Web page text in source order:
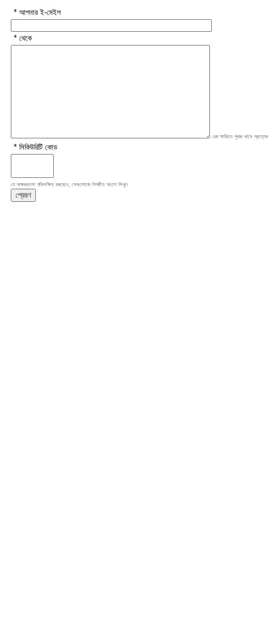
* আপনার ই-মেইল
* থেকে
এক সারিতে পৃথক ভাবে
* সিকিউরিটি কোড
যে অক্ষরগুলো পরিলক্ষিত করছেন, সেগুলোকে বিপরীত অংশে লিখুন